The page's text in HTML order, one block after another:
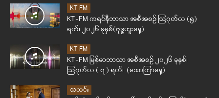
KT FM
KT-FM ကရင်နီဘာသာ အစီအစဉ် ဩဂုတ်လ (၅)
ရက်၊ ၂၀၂၆ ခုနှစ်(ဗုဒ္ဓဟူးနေ့)
KT FM
KT-FM မြန်မာဘာသာ အစီအစဉ် ၂၀၂၆ ခုနှစ်၊
ဩဂုတ်လ ( ၇ ) ရက်၊ (သောကြာနေ့)
သတင်း